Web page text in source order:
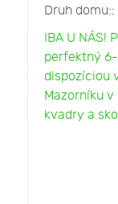
Druh domu::
IBA U NÁS!
perfektný
dispozíciou
Mazorníku
kvadry a